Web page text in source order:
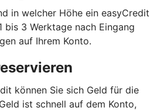
in welcher Höhe ein easyCredit
bis 3 Werktage nach Eingang
auf Ihrem Konto.
können Sie sich Geld für die
ist schnell auf dem Konto,